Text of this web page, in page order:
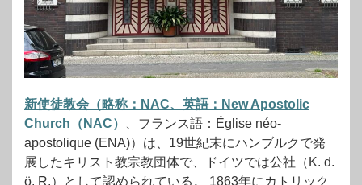
新使徒教会（略称：NAC、英語：New Apostolic
Church（NAC）
、フランス語：Église néo-
apostolique (ENA)）は、19世紀末にハンブルクで発
展したキリスト教宗教団体で、ドイツでは公社（K. d.
ö. R.）として認められている。 1863年にカトリック